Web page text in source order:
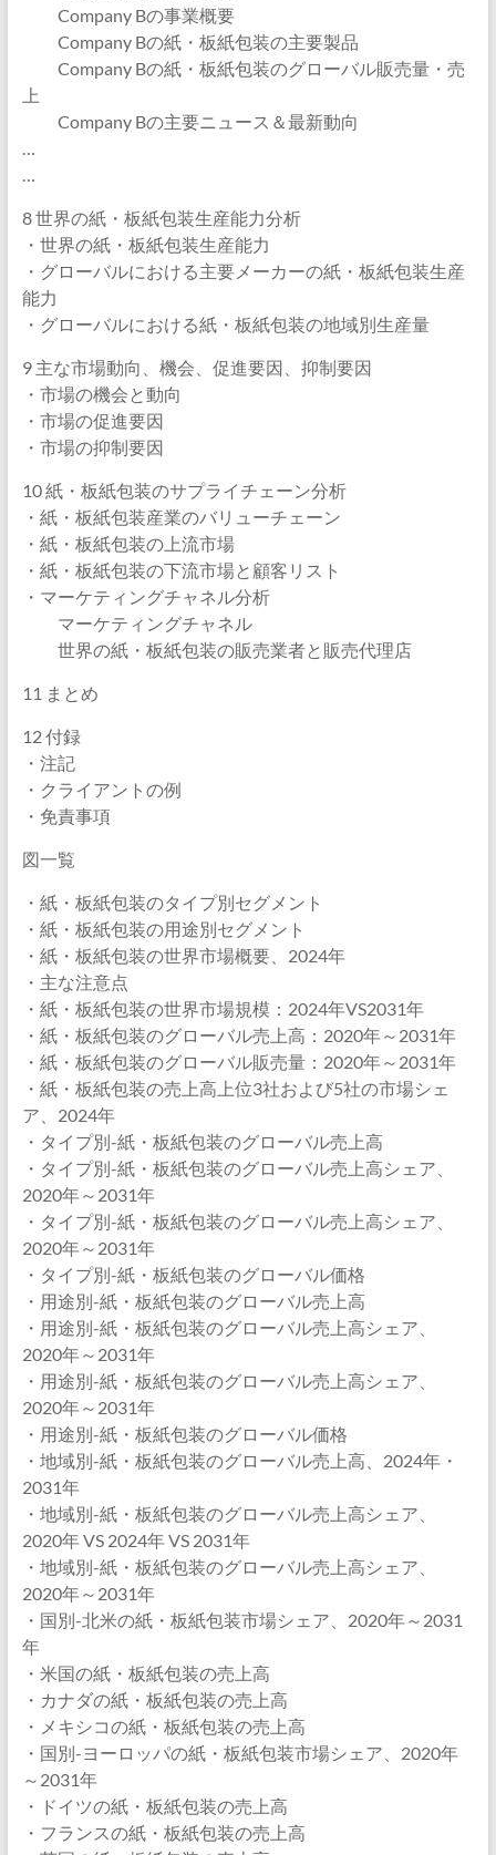
Company Bの事業概要
Company Bの紙・板紙包装の主要製品
Company Bの紙・板紙包装のグローバル販売量・売
上
Company Bの主要ニュース＆最新動向
…
…
8 世界の紙・板紙包装生産能力分析
・世界の紙・板紙包装生産能力
・グローバルにおける主要メーカーの紙・板紙包装生産
能力
・グローバルにおける紙・板紙包装の地域別生産量
9 主な市場動向、機会、促進要因、抑制要因
・市場の機会と動向
・市場の促進要因
・市場の抑制要因
10 紙・板紙包装のサプライチェーン分析
・紙・板紙包装産業のバリューチェーン
・紙・板紙包装の上流市場
・紙・板紙包装の下流市場と顧客リスト
・マーケティングチャネル分析
マーケティングチャネル
世界の紙・板紙包装の販売業者と販売代理店
11 まとめ
12 付録
・注記
・クライアントの例
・免責事項
図一覧
・紙・板紙包装のタイプ別セグメント
・紙・板紙包装の用途別セグメント
・紙・板紙包装の世界市場概要、2024年
・主な注意点
・紙・板紙包装の世界市場規模：2024年VS2031年
・紙・板紙包装のグローバル売上高：2020年～2031年
・紙・板紙包装のグローバル販売量：2020年～2031年
・紙・板紙包装の売上高上位3社および5社の市場シェ
ア、2024年
・タイプ別-紙・板紙包装のグローバル売上高
・タイプ別-紙・板紙包装のグローバル売上高シェア、
2020年～2031年
・タイプ別-紙・板紙包装のグローバル売上高シェア、
2020年～2031年
・タイプ別-紙・板紙包装のグローバル価格
・用途別-紙・板紙包装のグローバル売上高
・用途別-紙・板紙包装のグローバル売上高シェア、
2020年～2031年
・用途別-紙・板紙包装のグローバル売上高シェア、
2020年～2031年
・用途別-紙・板紙包装のグローバル価格
・地域別-紙・板紙包装のグローバル売上高、2024年・
2031年
・地域別-紙・板紙包装のグローバル売上高シェア、
2020年 VS 2024年 VS 2031年
・地域別-紙・板紙包装のグローバル売上高シェア、
2020年～2031年
・国別-北米の紙・板紙包装市場シェア、2020年～2031
年
・米国の紙・板紙包装の売上高
・カナダの紙・板紙包装の売上高
・メキシコの紙・板紙包装の売上高
・国別-ヨーロッパの紙・板紙包装市場シェア、2020年
～2031年
・ドイツの紙・板紙包装の売上高
・フランスの紙・板紙包装の売上高